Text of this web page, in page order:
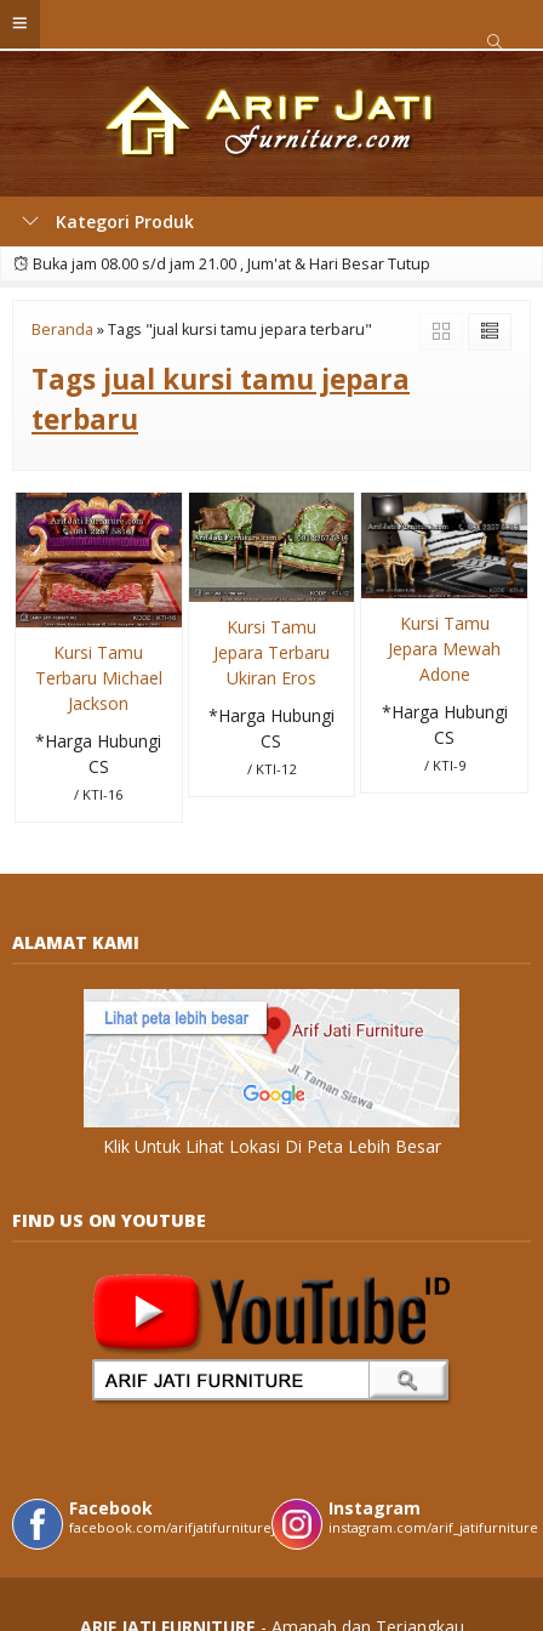
Kategori Produk
Buka jam 08.00 s/d jam 21.00 , Jum'at & Hari Besar Tutup
Beranda »Tags "jual kursi tamu jepara terbaru"
Tags jual kursi tamu jepara
terbaru
Kursi Tamu
Terbaru Michael
Jackson
*Harga Hubungi
CS
/ KTI-16
Kursi Tamu
Jepara Terbaru
Ukiran Eros
*Harga Hubungi
CS
/ KTI-12
Kursi Tamu
Jepara Mewah
Adone
*Harga Hubungi
CS
/ KTI-9
ALAMAT KAMI
Klik Untuk Lihat Lokasi Di Peta Lebih Besar
FIND US ON YOUTUBE
Facebook
facebook.com/arifjatifurniturejepara
Instagram
instagram.com/arif_jatifurniture
ARIF JATI FURNITURE - Amanah dan Terjangkau